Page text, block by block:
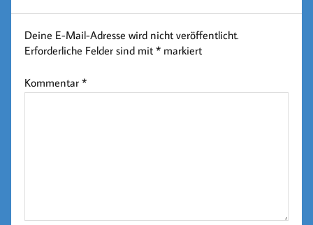
Deine E-Mail-Adresse wird nicht veröffentlicht.
Erforderliche Felder sind mit* markiert
Kommentar*